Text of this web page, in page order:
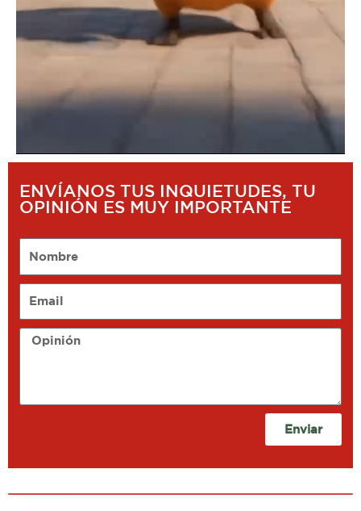
ENVÍANOS TUS INQUIETUDES, TU
OPINIÓN ES MUY IMPORTANTE
Opinión
Enviar